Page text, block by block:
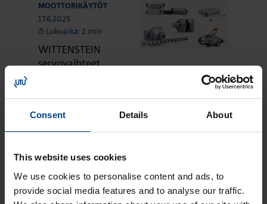
Consent Details About
This website uses cookies
We use cookies to personalise content and ads, to
provide social media features and to analyse our traffic.
MOOTTORIKÄYTÖT
17.6.2025
Lukuaika: 2 min
WITTENSTEIN
servovaihteet
Lukuaika: 4 min
Uudet MR-J5- ja
Mitsubishi
Electriciltä
MOOTTORIKÄYTÖT
25.3.2024